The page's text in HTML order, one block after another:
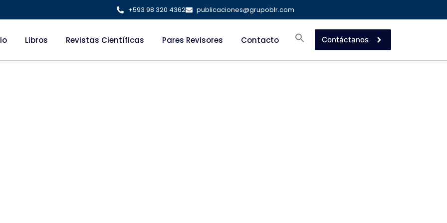
+593 98 320 4362 publicaciones@grupoblr.com
Libros Revistas Científicas Pares Revisores Contacto Contáctanos